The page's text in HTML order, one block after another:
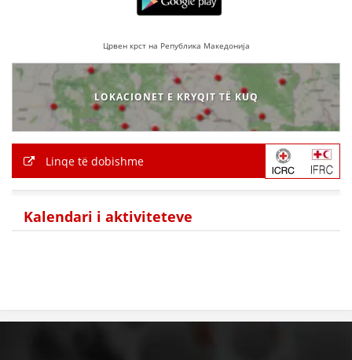
MARRËVESHJE
PROJEKTE
SHËRBIMI PËR KËRKIM
VEPRIMTARI SHËNDETËSORE PREVENTIVE
VEPRIMTARI
Црвен крст на Република Македонија
LOKACIONET E KRYQIT TË KUQ
Linqe të dobishme
Kalendari i aktiviteteve